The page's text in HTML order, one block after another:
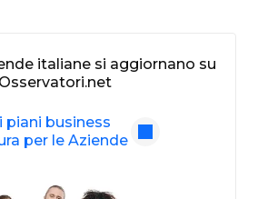
italiane si aggiornano su
Osservatori.net
piani business
per le Aziende